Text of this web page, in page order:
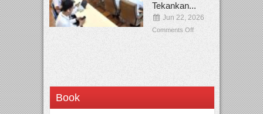
Tekankan...
Jun 22, 2026
Comments Off
Book